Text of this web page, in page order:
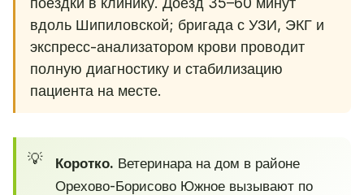
вдоль Шипиловской; бригада с УЗИ, ЭКГ и
экспресс-анализатором крови проводит
полную диагностику и стабилизацию
пациента на месте.
Коротко. Ветеринара на дом в районе
Орехово-Борисово Южное вызывают по